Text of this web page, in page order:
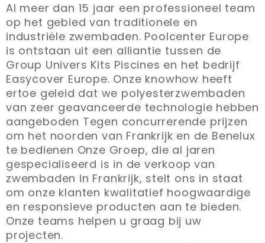
Al meer dan 15 jaar een professioneel team
op het gebied van traditionele en
industriële zwembaden. Poolcenter Europe
is ontstaan ​​uit een alliantie tussen de
Group Univers Kits Piscines en het bedrijf
Easycover Europe. Onze knowhow heeft
ertoe geleid dat we polyesterzwembaden
van zeer geavanceerde technologie hebben
aangeboden Tegen concurrerende prijzen
om het noorden van Frankrijk en de Benelux
te bedienen Onze Groep, die al jaren
gespecialiseerd is in de verkoop van
zwembaden in Frankrijk, stelt ons in staat
om onze klanten kwalitatief hoogwaardige
en responsieve producten aan te bieden.
Onze teams helpen u graag bij uw
projecten.